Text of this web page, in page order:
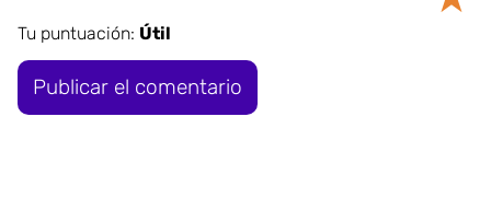
Tu puntuación: Útil